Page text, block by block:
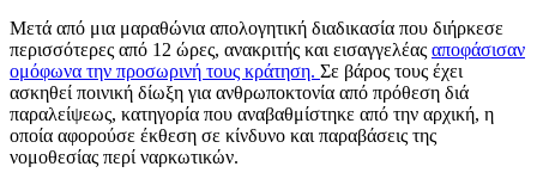
Μετά από μια μαραθώνια απολογητική διαδικασία που διήρκεσε
περισσότερες από 12 ώρες, ανακριτής και εισαγγελέας αποφάσισαν
ομόφωνα την προσωρινή τους κράτηση. Σε βάρος τους έχει
ασκηθεί ποινική δίωξη για ανθρωποκτονία από πρόθεση διά
παραλείψεως, κατηγορία που αναβαθμίστηκε από την αρχική, η
οποία αφορούσε έκθεση σε κίνδυνο και παραβάσεις της
νομοθεσίας περί ναρκωτικών.